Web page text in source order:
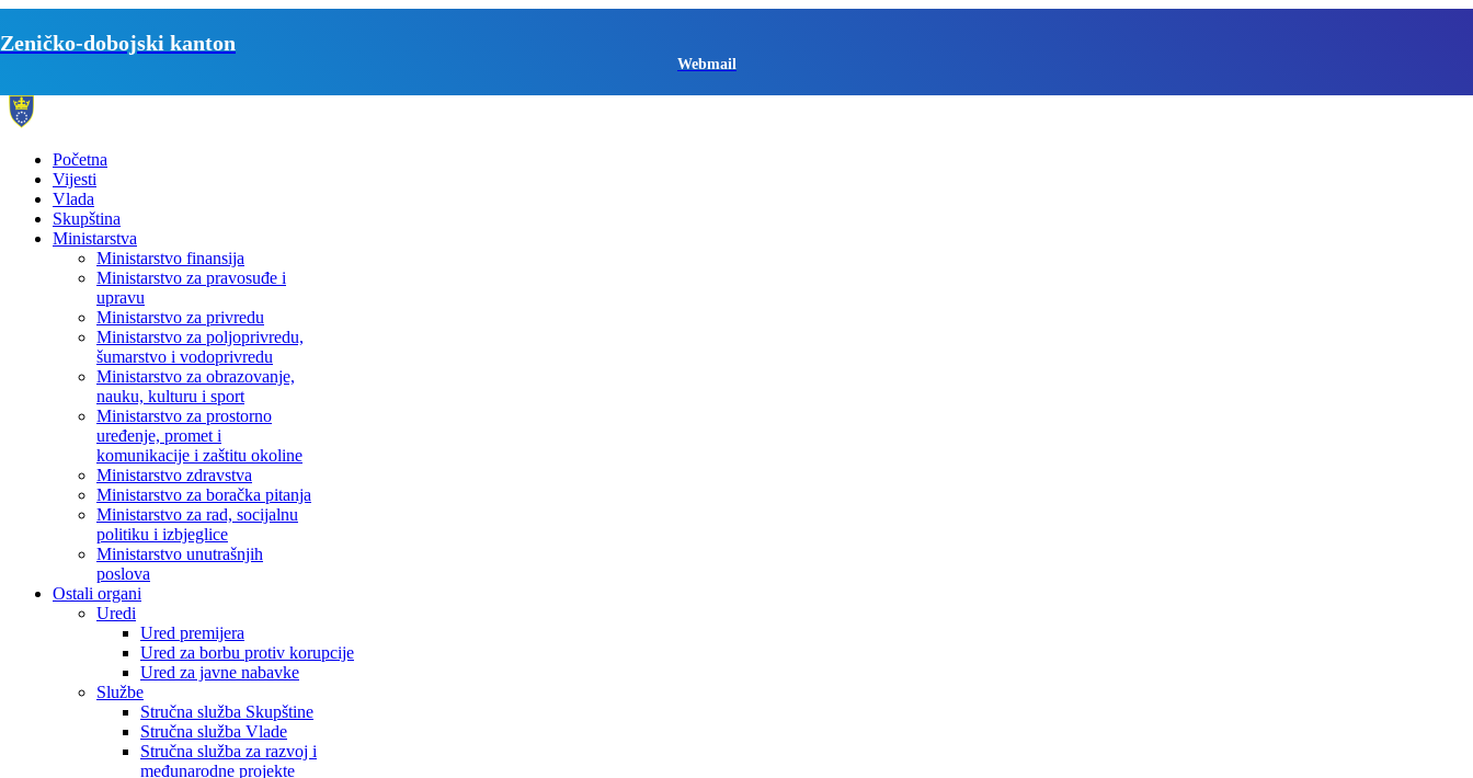
Zeničko-dobojski kanton
Webmail
Početna
Vijesti
Vlada
Skupština
Ministarstva
Ministarstvo finansija
Ministarstvo za pravosuđe i
upravu
Ministarstvo za privredu
Ministarstvo za poljoprivredu,
šumarstvo i vodoprivredu
Ministarstvo za obrazovanje,
nauku, kulturu i sport
Ministarstvo za prostorno
uređenje, promet i
komunikacije i zaštitu okoline
Ministarstvo zdravstva
Ministarstvo za boračka pitanja
Ministarstvo za rad, socijalnu
politiku i izbjeglice
Ministarstvo unutrašnjih
poslova
Ostali organi
Uredi
Ured premijera
Ured za borbu protiv korupcije
Ured za javne nabavke
Službe
Stručna služba Skupštine
Stručna služba Vlade
Stručna služba za razvoj i
međunarodne projekte